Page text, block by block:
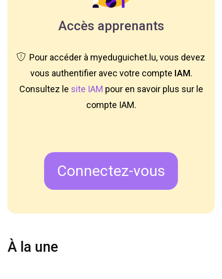
Accès apprenants
Pour accéder à myeduguichet.lu, vous devez
vous authentifier avec votre compte IAM.
Consultez le site IAM pour en savoir plus sur le
compte IAM.
Connectez-vous
À la une